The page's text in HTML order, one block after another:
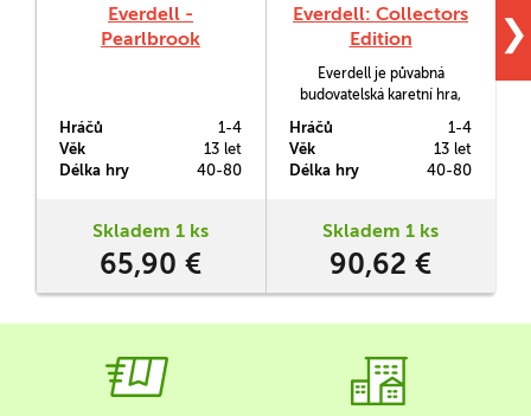
Everdell -
Pearlbrook
Hráčů
1-4
Věk
13 let
Délka hry
40-80
Skladem 1 ks
65,90 €
Everdell: Collectors
Edition
Everdell je půvabná
budovatelská karetní hra,
divukrajném údolí
osídleném lesními tvory.
Těm již začíná být jejich
vydávají dál, obsadit nová
města.
Hráčů
1-4
Věk
13 let
Délka hry
40-80
Skladem 1 ks
90,62 €
❯